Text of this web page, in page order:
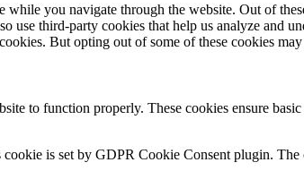
you navigate through the website. Out of
use third-party cookies that help us analyze and
But opting out of some of these cookies
to function properly. These cookies ensure
cookie is set by GDPR Cookie Consent plugin.